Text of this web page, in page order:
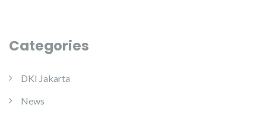
Categories
DKI Jakarta
News